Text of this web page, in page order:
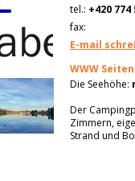
tel.: +420 774
fax:
E-mail
WWW Seiten
Die Seehöhe:
Der
Zimmern,
Strand und